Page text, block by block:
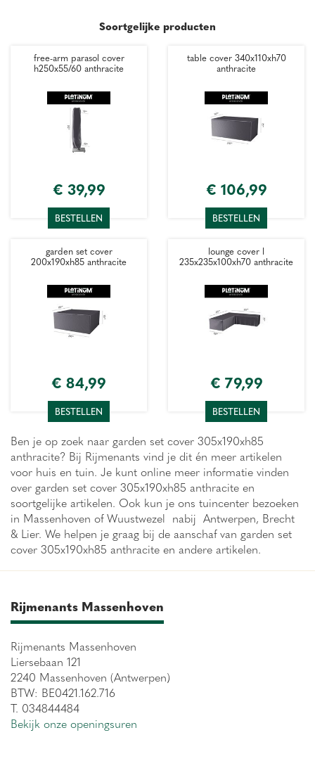
Soortgelijke producten
free-arm parasol cover
h250x55/60 anthracite
€ 39,99
BESTELLEN
table cover 340x110xh70
anthracite
€ 106,99
BESTELLEN
garden set cover
200x190xh85 anthracite
€ 84,99
BESTELLEN
lounge cover l
235x235x100xh70 anthracite
€ 79,99
BESTELLEN
Ben je op zoek naar garden set cover 305x190xh85
anthracite? Bij Rijmenants vind je dit én meer artikelen
voor huis en tuin. Je kunt online meer informatie vinden
over garden set cover 305x190xh85 anthracite en
soortgelijke artikelen. Ook kun je ons tuincenter bezoeken
in Massenhoven of Wuustwezel nabij Antwerpen, Brecht
& Lier. We helpen je graag bij de aanschaf van garden set
cover 305x190xh85 anthracite en andere artikelen.
Rijmenants Massenhoven
Rijmenants Massenhoven
Liersebaan 121
2240 Massenhoven (Antwerpen)
BTW: BE0421.162.716
T. 034844484
Bekijk onze openingsuren